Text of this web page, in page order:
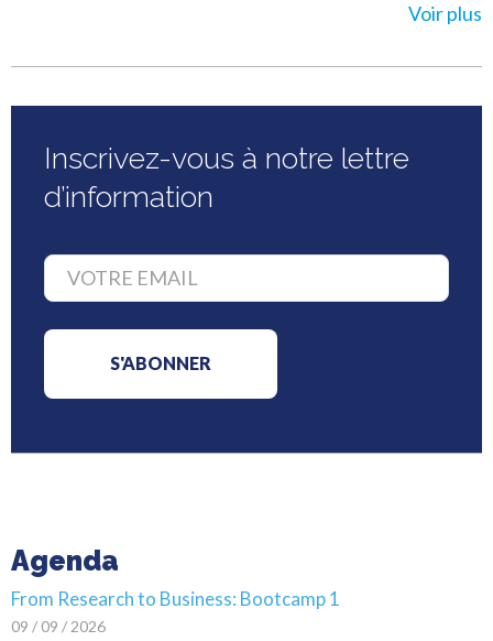
Voir plus
Inscrivez-vous à notre lettre
d’information
Agenda
From Research to Business: Bootcamp 1
09 / 09 / 2026